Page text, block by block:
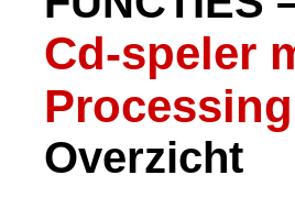
Cd-speler
Overzicht